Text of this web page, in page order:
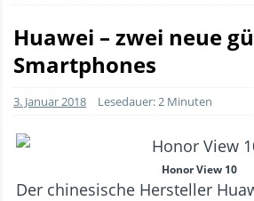
Huawei – zwei neue
Smartphones
3. Januar 2018 Lesedauer: 2 Minuten
Honor View 10
Der chinesische Hersteller